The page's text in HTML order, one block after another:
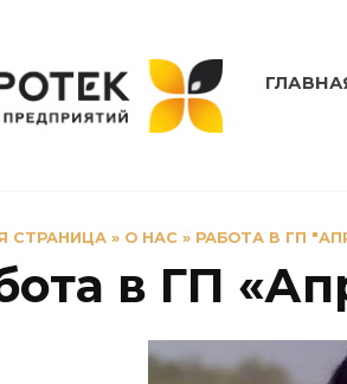
СТРАНИЦА » О НАС » РАБОТА В ГП
в ГП